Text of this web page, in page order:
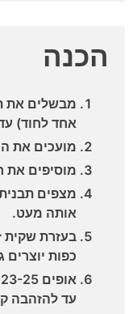
הכנה
מבשלים את
אחד לחוד)
מועכים את
מוסיפים את
מצפים
אותה מעט.
בעזרת שקית
כפות יוצרים
עד להזהבה